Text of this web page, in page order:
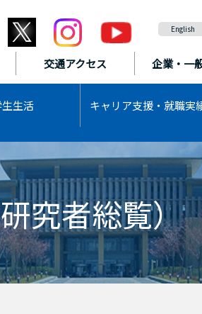
交通アクセス 企業・一
生活 キャリア支援・ 就職実
English
究者総覧）